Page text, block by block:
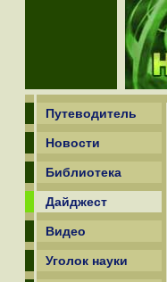
Путеводитель
Новости
Библиотека
Дайджест
Видео
Уголок науки